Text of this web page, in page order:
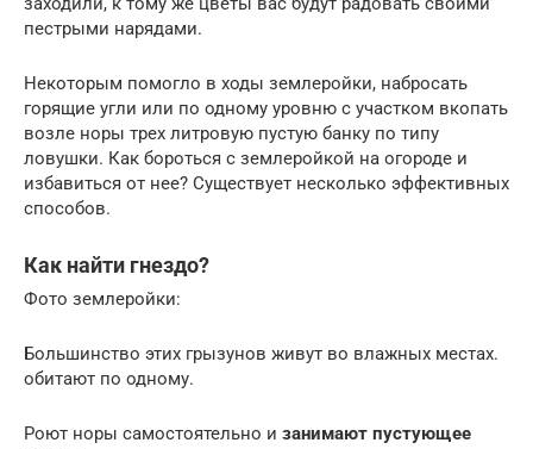
пестрыми нарядами.
Некоторым помогло в ходы землеройки, набросать
горящие угли или по одному уровню с участком вкопать
возле норы трех литровую пустую банку по типу
ловушки. Как бороться с землеройкой на огороде и
избавиться от нее? Существует несколько эффективных
способов.
Как найти гнездо?
Фото землеройки:
Большинство этих грызунов живут во влажных местах.
обитают по одному.
Роют норы самостоятельно и занимают пустующее